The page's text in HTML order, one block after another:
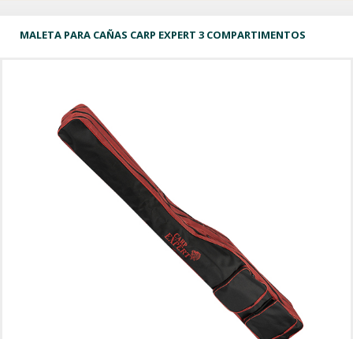
MALETA PARA CAÑAS CARP EXPERT 3 COMPARTIMENTOS